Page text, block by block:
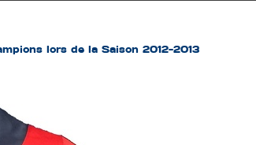
lors de la Saison 2012-2013